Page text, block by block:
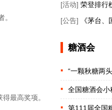
。
得最高奖项。
[活动] 荣登排行
[公告]
《茅台
糖酒会
“一颗秋糖两
全国糖酒会
第111届全国